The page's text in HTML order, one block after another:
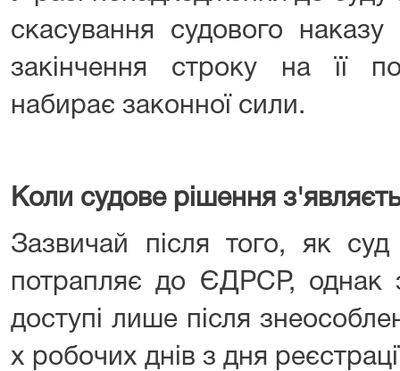
скасування судового
закінчення строку на її
набирає законної сили.
Коли судове рішення
Зазвичай після того, як
потрапляє до ЄДРСР, однак
доступі лише після
х робочих днів з дня